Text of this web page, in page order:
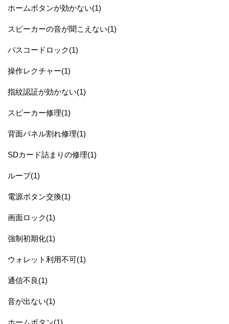
ホームボタンが効かない(1)
スピーカーの音が聞こえない(1)
パスコードロック(1)
操作レクチャー(1)
指紋認証が効かない(1)
スピーカー修理(1)
背面パネル割れ修理(1)
SDカード詰まりの修理(1)
ループ(1)
電源ボタン交換(1)
画面ロック(1)
強制初期化(1)
ウォレット利用不可(1)
通信不良(1)
音が出ない(1)